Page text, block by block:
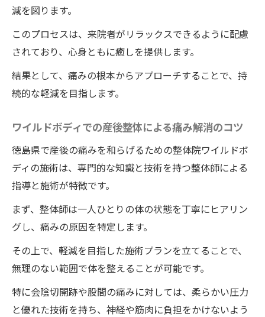
減を図ります。
このプロセスは、来院者がリラックスできるように配慮
されており、心身ともに癒しを提供します。
結果として、痛みの根本からアプローチすることで、持
続的な軽減を目指します。
ワイルドボディでの産後整体による痛み解消のコツ
徳島県で産後の痛みを和らげるための整体院ワイルドボ
ディの施術は、専門的な知識と技術を持つ整体師による
指導と施術が特徴です。
まず、整体師は一人ひとりの体の状態を丁寧にヒアリン
グし、痛みの原因を特定します。
その上で、軽減を目指した施術プランを立てることで、
無理のない範囲で体を整えることが可能です。
特に会陰切開跡や股間の痛みに対しては、柔らかい圧力
と優れた技術を持ち、神経や筋肉に負担をかけないよう